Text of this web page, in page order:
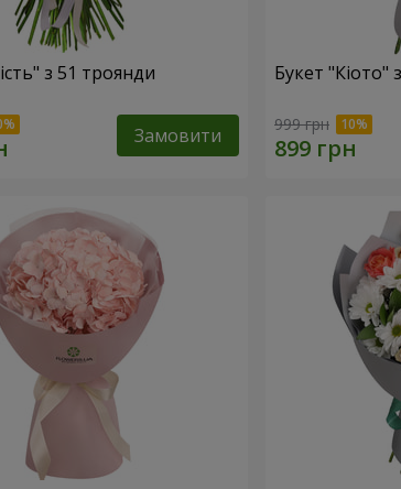
з 51 троянди
Замовити
Букет "Кіото"
999 грн